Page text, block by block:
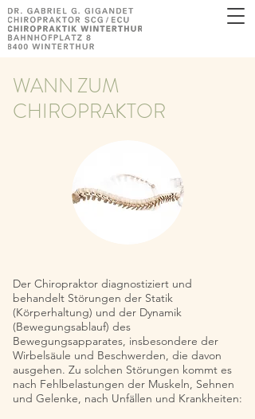
WANN ZUM
CHIROPRAKTOR
Der Chiropraktor diagnostiziert und
behandelt Störungen der Statik
(Körperhaltung) und der Dynamik
(Bewegungsablauf) des
Bewegungsapparates, insbesondere der
Wirbelsäule und Beschwerden, die davon
ausgehen. Zu solchen Störungen kommt es
nach Fehlbelastungen der Muskeln, Sehnen
und Gelenke, nach Unfällen und Krankheiten: